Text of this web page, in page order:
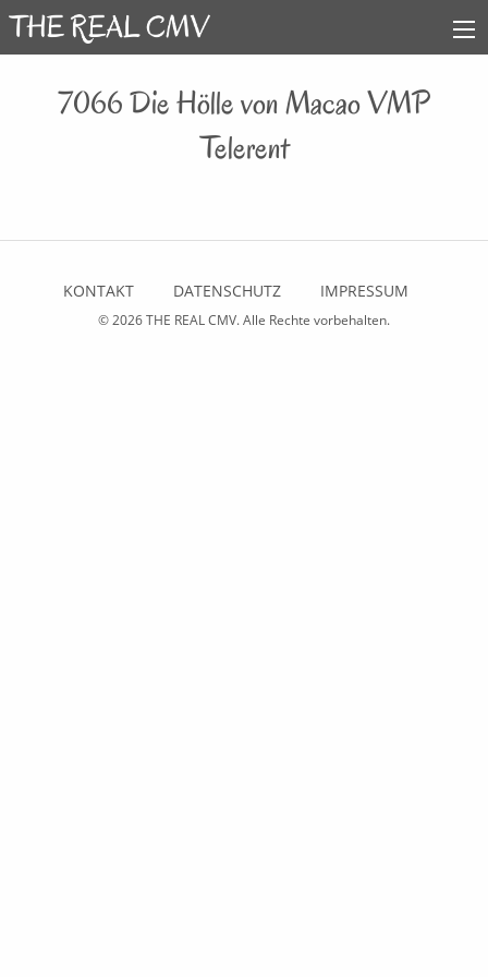
7066 Die Hölle von Macao VMP
Telerent
KONTAKT DATENSCHUTZ IMPRESSUM
© 2026THE REAL CMV. Alle Rechte vorbehalten.